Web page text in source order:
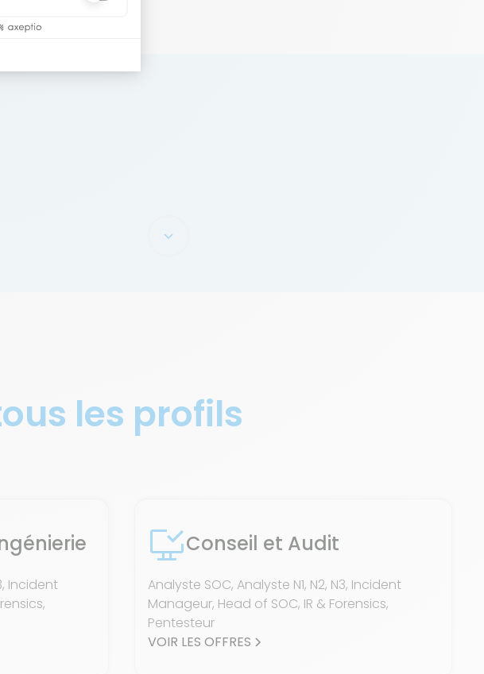
les profils
Incident
Conseil et Audit
Analyste SOC, Analyste N1, N2, N3, Incident
Manageur, Head of SOC, IR & Forensics,
Pentesteur
VOIR LES OFFRES